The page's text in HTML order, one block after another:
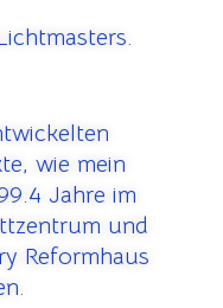
wie mein
Jahre im
und
Reformhaus